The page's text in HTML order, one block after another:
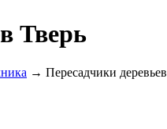
Тверь
→ Пересадчики деревьев